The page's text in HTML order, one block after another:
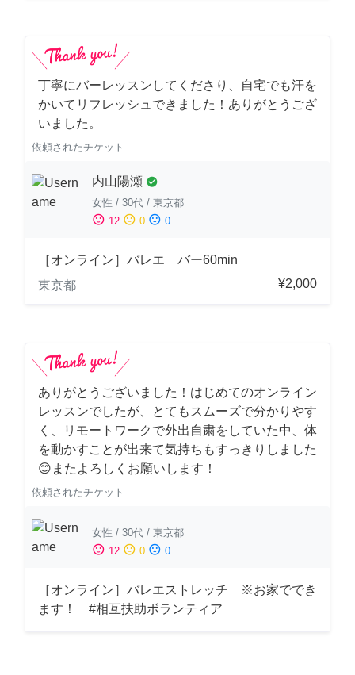
丁寧にバーレッスンしてくださり、自宅でも汗を
かいてリフレッシュできました！ありがとうござ
いました。
依頼されたチケット
内山陽瀬 check_circle
女性 / 30代 / 東京都
sentiment_satisfied 12 sentiment_neutral 0 sentiment_dissatisfied 0
［オンライン］バレエ バー60min
東京都
¥2,000
ありがとうございました！はじめてのオンライン
レッスンでしたが、とてもスムーズで分かりやす
く、リモートワークで外出自粛をしていた中、体
を動かすことが出来て気持ちもすっきりしました
😊またよろしくお願いします！
依頼されたチケット
女性 / 30代 / 東京都
sentiment_satisfied 12 sentiment_neutral 0 sentiment_dissatisfied 0
［オンライン］バレエストレッチ ※お家ででき
ます！ #相互扶助ボランティア